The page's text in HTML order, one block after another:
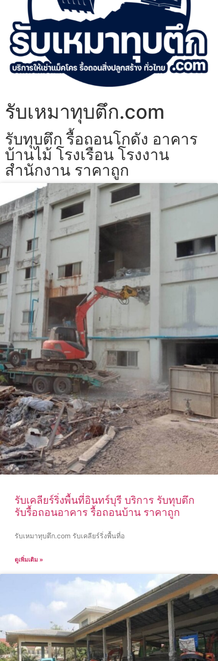
รับเหมาทุบตึก.com
รับทุบตึก รื้อถอนโกดัง อาคาร
บ้านไม้ โรงเรือน โรงงาน
สำนักงาน ราคาถูก
รับเคลียร์ริ่งพื้นที่อินทร์บุรี บริการ รับทุบตึก
รับรื้อถอนอาคาร รื้อถอนบ้าน ราคาถูก
รับเหมาทุบตึก.com รับเคลียร์ริ่งพื้นที่อ
ดูเพิ่มเติม »